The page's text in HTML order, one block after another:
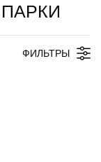
ФИЛЬТРЫ